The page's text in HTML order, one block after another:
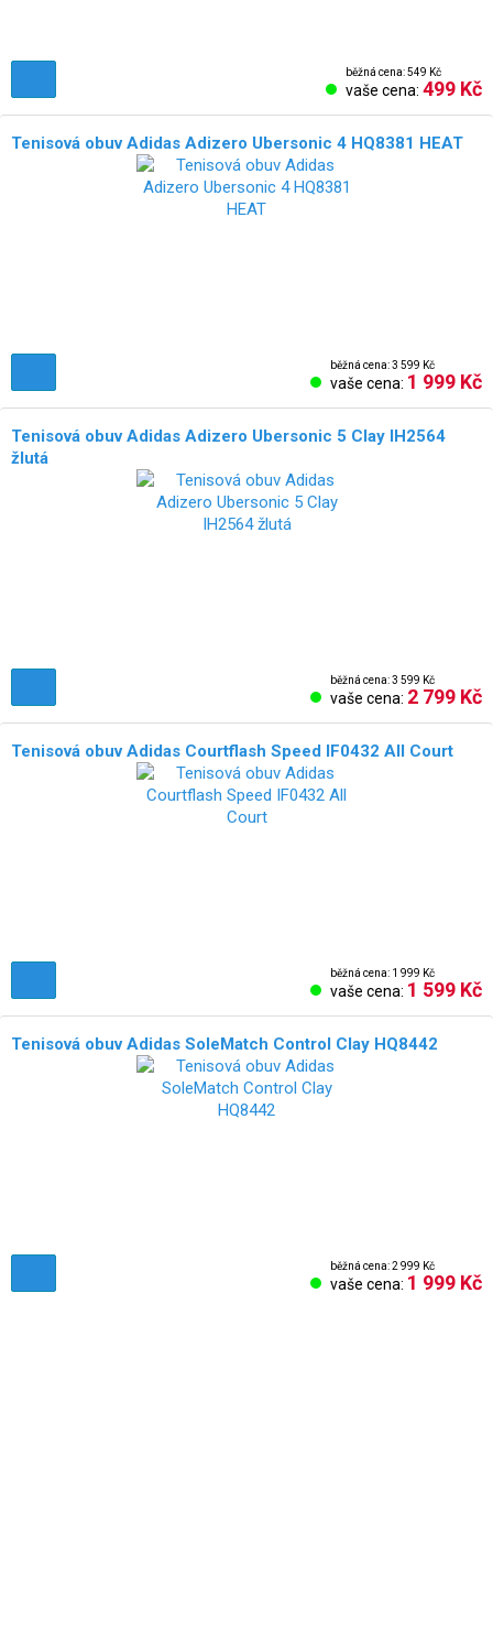
běžná cena: 549 Kč
vaše cena: 499 Kč
Tenisová obuv Adidas Adizero Ubersonic 4 HQ8381 HEAT
běžná cena: 3 599 Kč
vaše cena: 1 999 Kč
Tenisová obuv Adidas Adizero Ubersonic 5 Clay IH2564
žlutá
běžná cena: 3 599 Kč
vaše cena: 2 799 Kč
Tenisová obuv Adidas Courtflash Speed IF0432 All Court
běžná cena: 1 999 Kč
vaše cena: 1 599 Kč
Tenisová obuv Adidas SoleMatch Control Clay HQ8442
běžná cena: 2 999 Kč
vaše cena: 1 999 Kč